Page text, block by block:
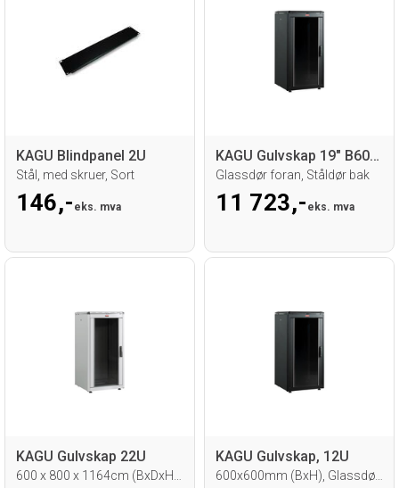
KAGU Blindpanel 2U
Stål, med skruer, Sort
146,- eks. mva
KAGU Gulvskap 19" B600xD800, 22U. Sort
Glassdør foran, Ståldør bak
11 723,- eks. mva
KAGU Gulvskap 22U KAGU Gulvskap, 12U